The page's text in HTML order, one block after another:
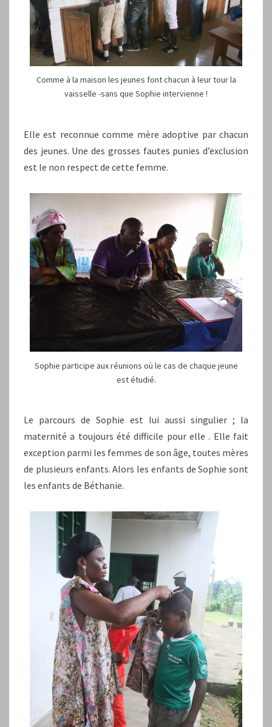
Comme à la maison les jeunes font chacun à leur tour la
vaisselle -sans que Sophie intervienne !
Elle est reconnue comme mère adoptive par chacun
des jeunes. Une des grosses fautes punies d’exclusion
est le non respect de cette femme.
Sophie participe aux réunions où le cas de chaque jeune
est étudié.
Le parcours de Sophie est lui aussi singulier ; la
maternité a toujours été difficile pour elle . Elle fait
exception parmi les femmes de son âge, toutes mères
de plusieurs enfants. Alors les enfants de Sophie sont
les enfants de Béthanie.